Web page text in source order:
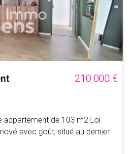
210 000 €
appartement de 103 m2 Loi
avec goût, situé au dernier